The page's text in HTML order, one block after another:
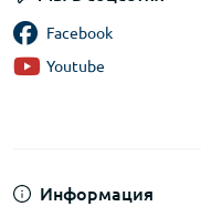
Информация
Facebook
Youtube